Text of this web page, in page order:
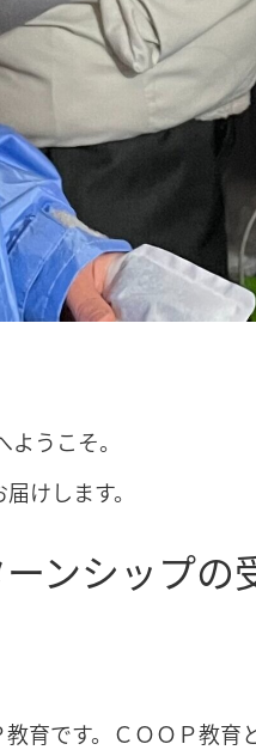
うこそ。
けします。
ンシップの
育です。ＣＯＯＰ教